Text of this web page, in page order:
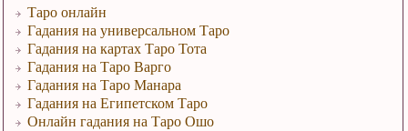
Таро онлайн
Гадания на универсальном Таро
Гадания на картах Таро Тота
Гадания на Таро Варго
Гадания на Таро Манара
Гадания на Египетском Таро
Онлайн гадания на Таро Ошо